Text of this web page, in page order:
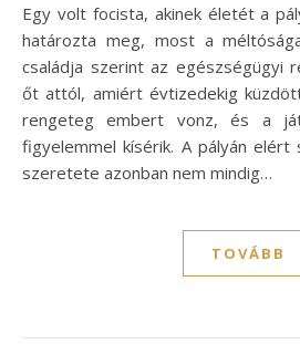
Egy volt focista, akinek életét a
határozta meg, most a
családja szerint az egészségügyi
őt attól, amiért évtizedekig
rengeteg embert vonz, és a
figyelemmel kísérik. A pályán elért
szeretete azonban nem mindig…
TOVÁBB